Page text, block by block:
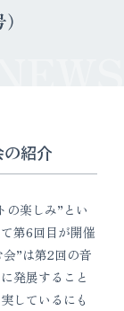
紹介
の楽しみ”とい
第6回目が開催
”は第2回の音
発展すること
しているにも